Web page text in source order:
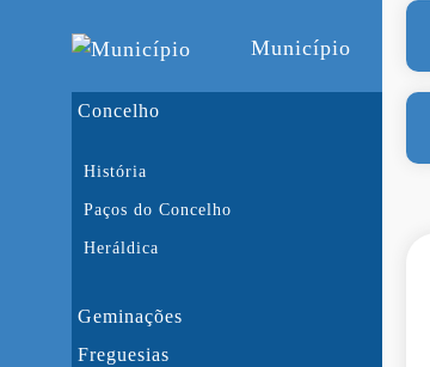
Município
Concelho
História
Paços do Concelho
Heráldica
Geminações
Freguesias